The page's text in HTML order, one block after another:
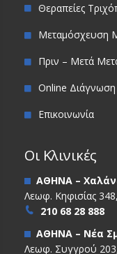
Θεραπείες
Μεταμόσχευση
Πριν – Μετά
Online Διάγνωση
Επικοινωνία
Οι Κλινικές
ΑΘΗΝΑ –
Λεωφ. Κηφισίας
210 68 28 888
ΑΘΗΝΑ – Νέα
Λεωφ. Συγγρού